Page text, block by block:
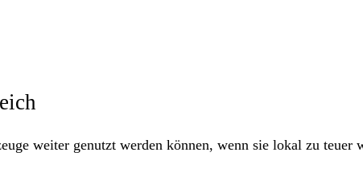
weiter genutzt werden können, wenn sie lokal zu teuer